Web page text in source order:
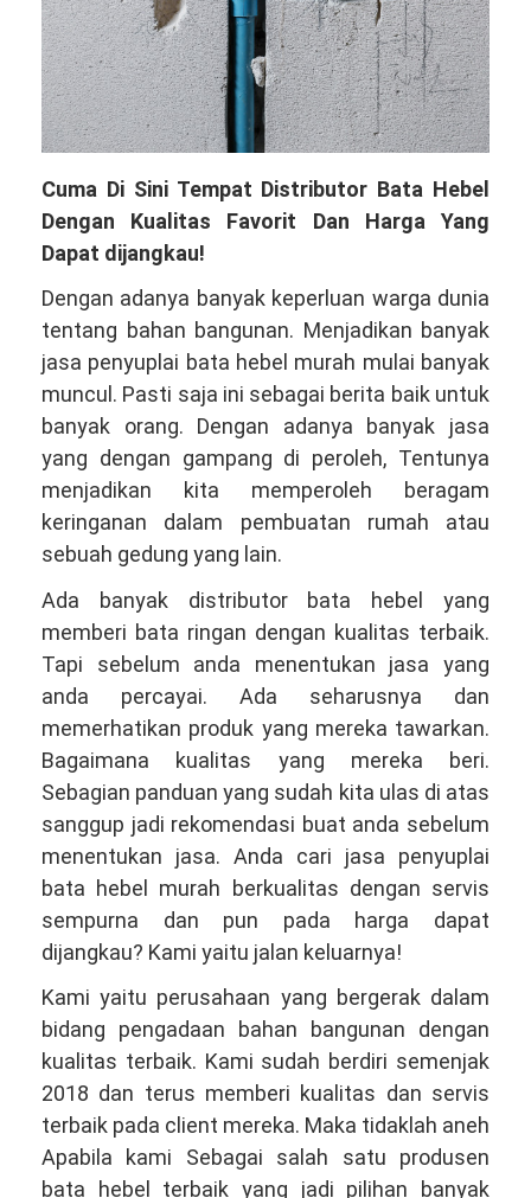
Cuma Di Sini Tempat Distributor Bata Hebel
Dengan Kualitas Favorit Dan Harga Yang
Dapat dijangkau!
Dengan adanya banyak keperluan warga dunia
tentang bahan bangunan. Menjadikan banyak
jasa penyuplai bata hebel murah mulai banyak
muncul. Pasti saja ini sebagai berita baik untuk
banyak orang. Dengan adanya banyak jasa
yang dengan gampang di peroleh, Tentunya
menjadikan kita memperoleh beragam
keringanan dalam pembuatan rumah atau
sebuah gedung yang lain.
Ada banyak distributor bata hebel yang
memberi bata ringan dengan kualitas terbaik.
Tapi sebelum anda menentukan jasa yang
anda percayai. Ada seharusnya dan
memerhatikan produk yang mereka tawarkan.
Bagaimana kualitas yang mereka beri.
Sebagian panduan yang sudah kita ulas di atas
sanggup jadi rekomendasi buat anda sebelum
menentukan jasa. Anda cari jasa penyuplai
bata hebel murah berkualitas dengan servis
sempurna dan pun pada harga dapat
dijangkau? Kami yaitu jalan keluarnya!
Kami yaitu perusahaan yang bergerak dalam
bidang pengadaan bahan bangunan dengan
kualitas terbaik. Kami sudah berdiri semenjak
2018 dan terus memberi kualitas dan servis
terbaik pada client mereka. Maka tidaklah aneh
Apabila kami Sebagai salah satu produsen
bata hebel terbaik yang jadi pilihan banyak